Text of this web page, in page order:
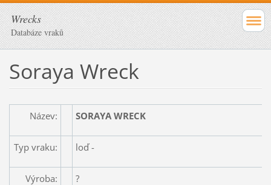
Wrecks
Databáze vraků
Soraya Wreck
Název: SORAYA WRECK
Typ vraku: loď -
Výroba: ?